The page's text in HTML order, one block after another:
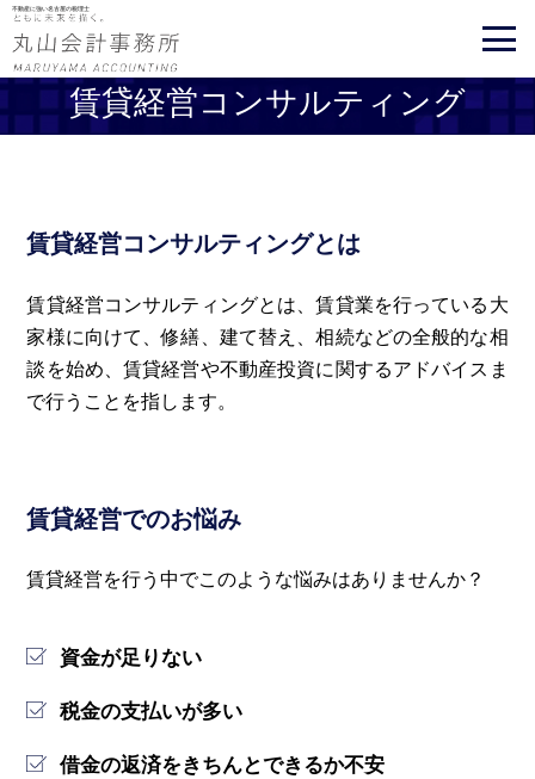
不動産に強い名古屋の税理士
賃貸経営コンサルティング
賃貸経営コンサルティングとは
賃貸経営コンサルティングとは、賃貸業を行っている大
家様に向けて、修繕、建て替え、相続などの全般的な相
談を始め、賃貸経営や不動産投資に関するアドバイスま
で行うことを指します。
賃貸経営でのお悩み
賃貸経営を行う中でこのような悩みはありませんか？
資金が足りない
税金の支払いが多い
借金の返済をきちんとできるか不安